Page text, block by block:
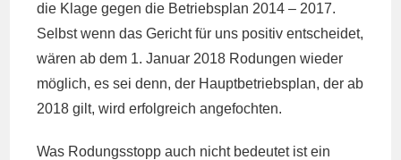
die Klage gegen die Betriebsplan 2014 – 2017.
Selbst wenn das Gericht für uns positiv entscheidet,
wären ab dem 1. Januar 2018 Rodungen wieder
möglich, es sei denn, der Hauptbetriebsplan, der ab
2018 gilt, wird erfolgreich angefochten.
Was Rodungsstopp auch nicht bedeutet ist ein